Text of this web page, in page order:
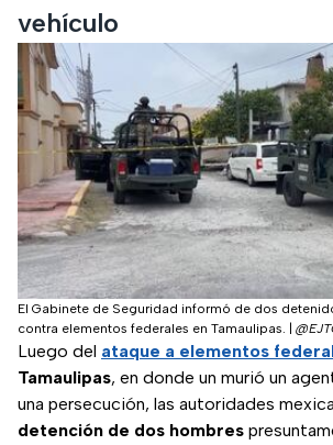
vehículo
El Gabinete de Seguridad informó de dos
contra elementos federales en Tamaulipas.
Luego del ataque a elementos
Tamaulipas, en donde un murió un
una persecución, las autoridades
detención de dos hombres